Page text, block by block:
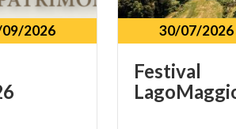
2026 30/07/2026
Festival